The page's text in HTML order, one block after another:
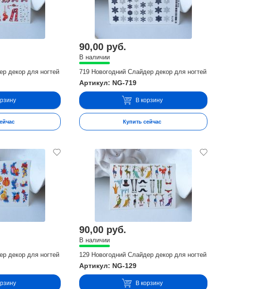
декор для ногтей
90,00 руб.
В наличии
719 Новогодний Слайдер декор для ногтей
Артикул: NG-719
В корзину
Купить сейчас
декор для ногтей
90,00 руб.
В наличии
129 Новогодний Слайдер декор для ногтей
Артикул: NG-129
В корзину